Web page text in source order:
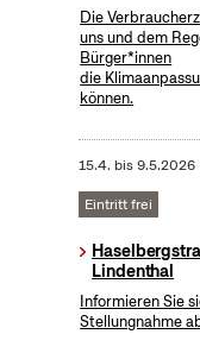
Die
uns und dem
Bürger*innen
die
können.
15.4. bis9.5.2026
Eintritt frei
Lindenthal
Informieren Sie
Stellungnahme